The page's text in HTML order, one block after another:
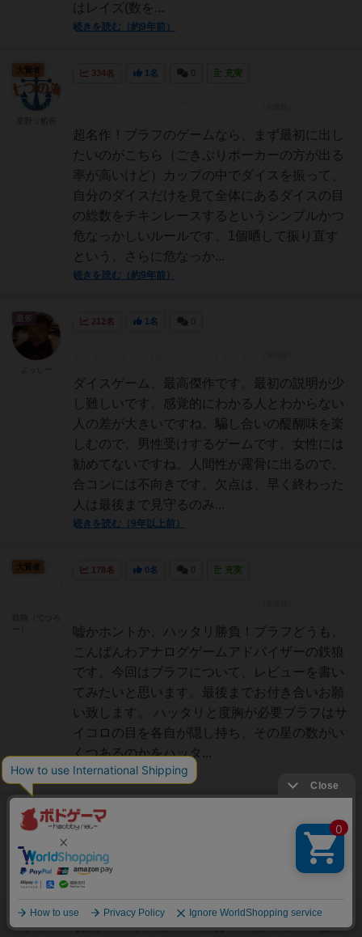
はレイズ(数を...
続きを読む（約9年前）
334名 1名 充実
超名作！ブラフのゲームなら、まず最初に出し
たいのがこちら（ごきぶりポーカーの方が出る
率が高いけど）カップの中でダイスを振って、
自分のダイスだけを見て全体にあるダイスの目
の総数をチキンレースするというシンプルかつ
危なっかしいルールです。1個晒して振り直す
という、さらに危なっか...
続きを読む（約9年前）
大賢者
212名 1名
ダイスゲーム、最高傑作です。最初の説明が少
し難しいです。感覚的にわかる人とわからない
人の差が大きいですね。騙し合いの醍醐味を楽
しむので、男性受けするゲームです。女性には
勧めてないですね。人間性が露骨に出るので、
合コンには不向きです。欠点は、早く終わった
人は最後まで見守るのみ...
続きを読む（9年以上前）
皇帝
178名 0名 充実
嘘かホントか、ハッタリ勝負！ブラフどうも、
こんばんわアナログゲームアドバイザーの鉄狼
です。今回はブラフについて、レビューを書い
てみたいと思います。最後までお付き合いお願
い致します。 ハッタリと度胸が必要ブラフはサ
イコロの目を各自が隠し持ち、その星の数がい
くつあるのかをハッタ...
続きを読む（9年以上前）
大賢者
139名
各プレイヤー５つのダイスを持って、カップの
かけていきます。場（各プレイヤーの出目）に
大賢者
きぬりす